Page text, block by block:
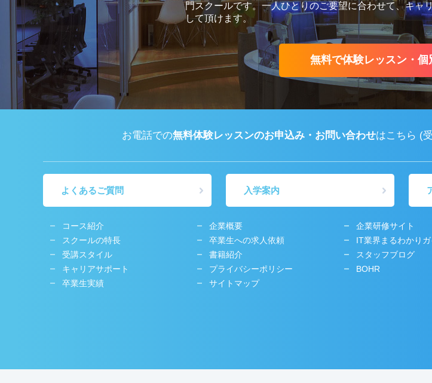
門スクールです。一人ひとりのご要望に合わせて、キャ
して頂けます。
無料で体験レッスン・個
お電話での無料体験レッスンのお申込み・お問い合わせはこちら (
よくあるご質問 入学案内
コース紹介 企業概要
企業研修サイト
スクールの特長
卒業生への求人依頼
IT業界まるわかりガ
受講スタイル
書籍紹介
スタッフブログ
キャリアサポート
プライバシーポリシー
BOHR
卒業生実績
サイトマップ